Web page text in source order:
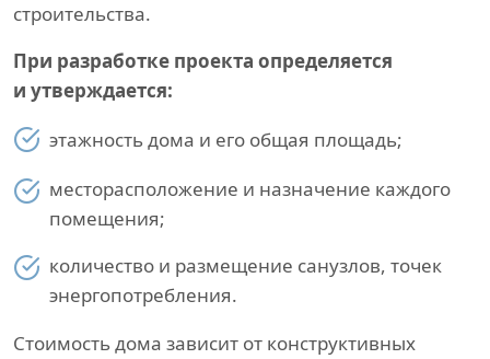
строительства.
При разработке проекта определяется
и утверждается:
этажность дома и его общая площадь;
месторасположение и назначение каждого
помещения;
количество и размещение санузлов, точек
энергопотребления.
Стоимость дома зависит от конструктивных